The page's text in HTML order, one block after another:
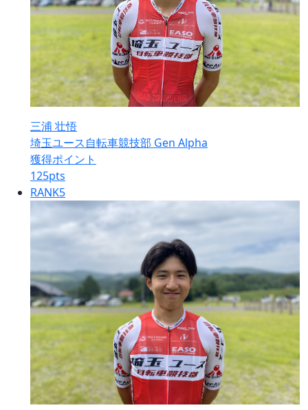
三浦 壮悟
埼玉ユース自転車競技部 Gen Alpha
獲得ポイント
125pts
RANK5